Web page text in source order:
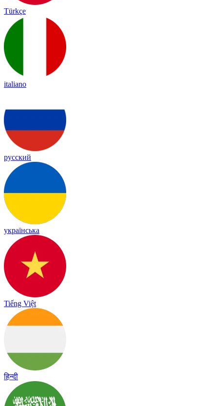
Türkçe
italiano
русский
українська
Tiếng Việt
हिन्दी